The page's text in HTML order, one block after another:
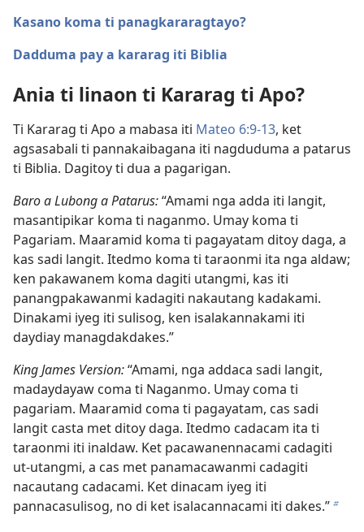
Kasano koma ti panagkararagtayo?
Dadduma pay a kararag iti Biblia
Ania ti linaon ti Kararag ti Apo?
Ti Kararag ti Apo a mabasa iti Mateo 6:9-13, ket
agsasabali ti pannakaibagana iti nagduduma a patarus
ti Biblia. Dagitoy ti dua a pagarigan.
Baro a Lubong a Patarus:“Amami nga adda iti langit,
masantipikar koma ti naganmo. Umay koma ti
Pagariam. Maaramid koma ti pagayatam ditoy daga, a
kas sadi langit. Itedmo koma ti taraonmi ita nga aldaw;
ken pakawanem koma dagiti utangmi, kas iti
panangpakawanmi kadagiti nakautang kadakami.
Dinakami iyeg iti sulisog, ken isalakannakami iti
daydiay managdakdakes.”
King James Version:“Amami, nga addaca sadi langit,
madaydayaw coma ti Naganmo. Umay coma ti
pagariam. Maaramid coma ti pagayatam, cas sadi
langit casta met ditoy daga. Itedmo cadacam ita ti
taraonmi iti inaldaw. Ket pacawanennacami cadagiti
ut-utangmi, a cas met panamacawanmi cadagiti
nacautang cadacami. Ket dinacam iyeg iti
pannacasulisog, no di ket isalacannacami iti dakes.”b